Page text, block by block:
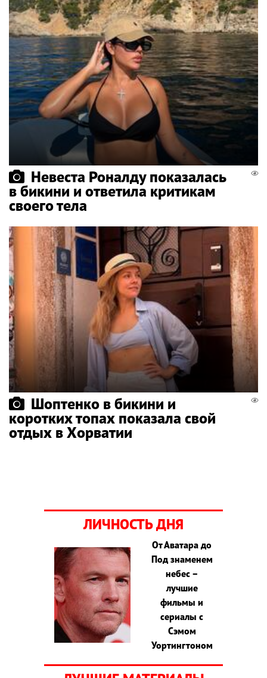
Невеста Роналду показалась
в бикини и ответила критикам
своего тела
Шоптенко в бикини и
коротких топах показала свой
отдых в Хорватии
ЛИЧНОСТЬ ДНЯ
От Аватара до
Под знаменем
небес –
лучшие
фильмы и
сериалы с
Сэмом
Уортингтоном